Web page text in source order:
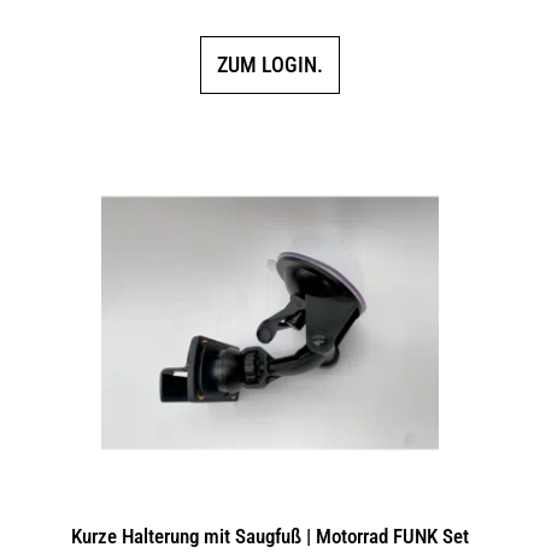
ZUM LOGIN.
Kurze Halterung mit Saugfuß | Motorrad FUNK Set